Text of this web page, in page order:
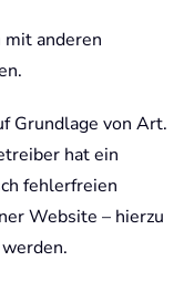
mit anderen
Grundlage von Art.
hat ein
fehlerfreien
Website – hierzu